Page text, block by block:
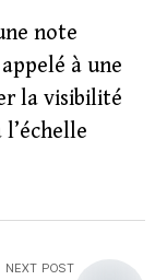
note
à une
la visibilité
NEXT POST